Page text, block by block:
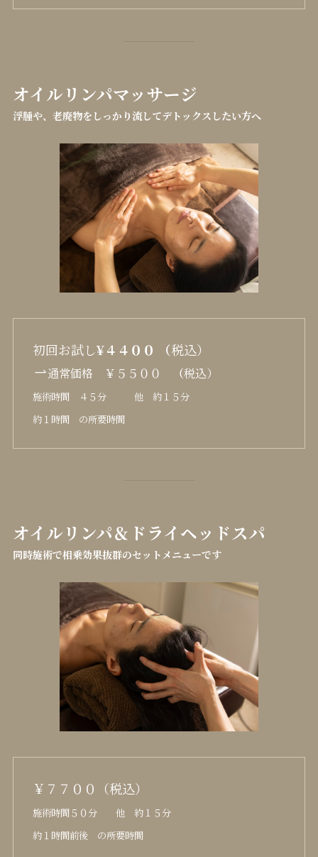
オイルリンパマッサージ
浮腫や、老廃物をしっかり流してデトックスしたい方へ
初回お試し¥４４００ （税込）
通常価格 ￥５５００ （税込）
施術時間 ４５分 他 約１５分
約１時間 の所要時間
オイルリンパ＆ドライヘッドスパ
同時施術で相乗効果抜群のセットメニューです
￥７７００（税込）
施術時間５０分 他 約１５分
約１時間前後 の所要時間